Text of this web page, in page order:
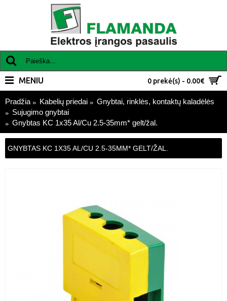
0 prekė(s) - 0.00€
MENIU
Pradžia Kabelių priedai
Gnybtai, rinklės, kontaktų kaladėlės
Sujugimo gnybtai
Gnybtas KC 1x35 Al/Cu 2.5-35mm* gelt/žal.
GNYBTAS KC 1X35 AL/CU 2.5-35MM* GELT/ŽAL.